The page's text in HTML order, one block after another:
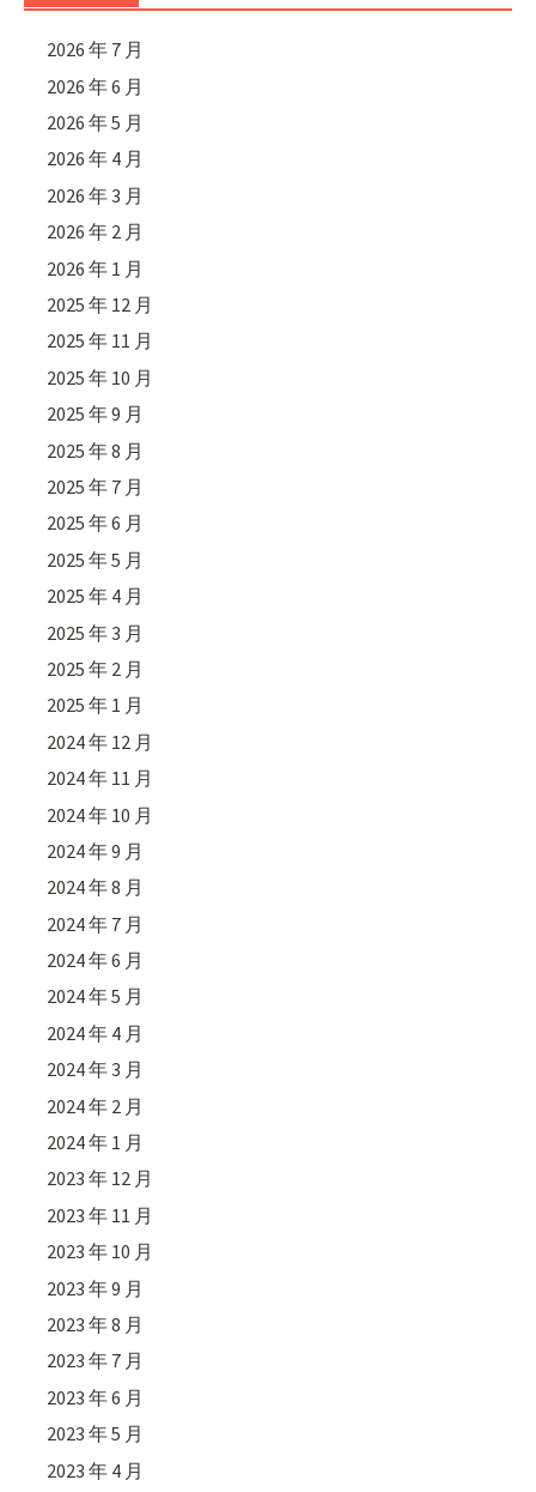
2026 年 7 月
2026 年 6 月
2026 年 5 月
2026 年 4 月
2026 年 3 月
2026 年 2 月
2026 年 1 月
2025 年 12 月
2025 年 11 月
2025 年 10 月
2025 年 9 月
2025 年 8 月
2025 年 7 月
2025 年 6 月
2025 年 5 月
2025 年 4 月
2025 年 3 月
2025 年 2 月
2025 年 1 月
2024 年 12 月
2024 年 11 月
2024 年 10 月
2024 年 9 月
2024 年 8 月
2024 年 7 月
2024 年 6 月
2024 年 5 月
2024 年 4 月
2024 年 3 月
2024 年 2 月
2024 年 1 月
2023 年 12 月
2023 年 11 月
2023 年 10 月
2023 年 9 月
2023 年 8 月
2023 年 7 月
2023 年 6 月
2023 年 5 月
2023 年 4 月